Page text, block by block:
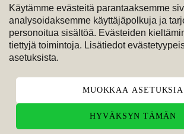
Käytämme evästeitä parantaaksemme
analysoidaksemme käyttäjäpolkuja ja
personoitua sisältöä. Evästeiden
tiettyjä toimintoja. Lisätiedot
asetuksista.
MUOKKAA ASETUKSIA
HYVÄKSYN TÄMÄN
Maksutavat
M